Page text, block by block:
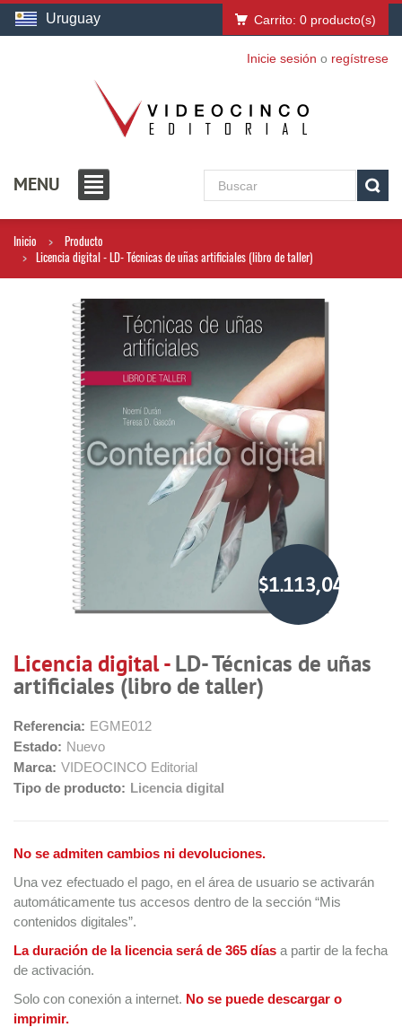
Uruguay Carrito: 0 producto(s)
Inicie sesión o regístrese
MENU
Inicio
Producto
Licencia digital - LD- Técnicas de uñas artificiales (libro de taller)
$1.113,04
Licencia digital -LD- Técnicas de uñas
artificiales (libro de taller)
Referencia: EGME012
Estado: Nuevo
Marca: VIDEOCINCO Editorial
Tipo de producto: Licencia digital
No se admiten cambios ni devoluciones.
Una vez efectuado el pago, en el área de usuario se activarán
automáticamente tus accesos dentro de la sección “Mis
contenidos digitales”.
La duración de la licencia será de 365 días a partir de la fecha
de activación.
Solo con conexión a internet. No se puede descargar o
imprimir.